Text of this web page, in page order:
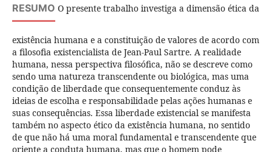
RESUMO O presente trabalho investiga a dimensão ética da
existência humana e a constituição de valores de acordo com
a filosofia existencialista de Jean-Paul Sartre. A realidade
humana, nessa perspectiva filosófica, não se descreve como
sendo uma natureza transcendente ou biológica, mas uma
condição de liberdade que consequentemente conduz às
ideias de escolha e responsabilidade pelas ações humanas e
suas consequências. Essa liberdade existencial se manifesta
também no aspecto ético da existência humana, no sentido
de que não há uma moral fundamental e transcendente que
oriente a conduta humana, mas que o homem pode